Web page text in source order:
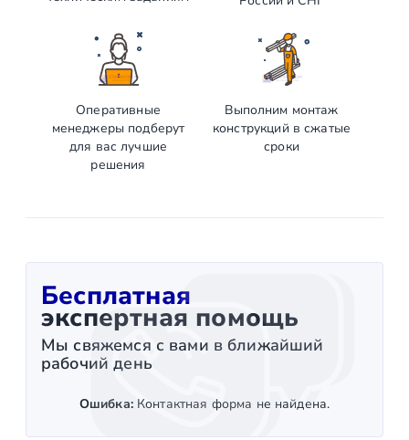
Оперативные
менеджеры подберут
для вас лучшие
решения
Выполним монтаж
конструкций в сжатые
сроки
Бесплатная
экспертная помощь
Мы свяжемся с вами в ближайший
рабочий день
Ошибка:Контактная форма не найдена.